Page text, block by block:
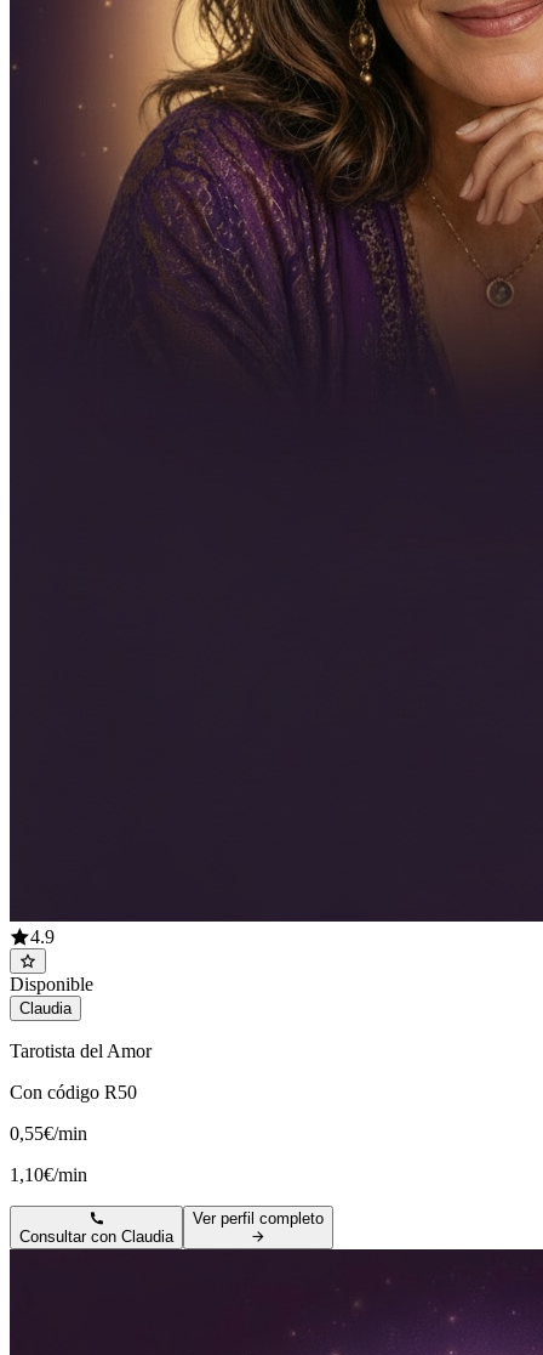
4.9
Disponible
Claudia
Tarotista del Amor
Con código R50
0,55€/min
1,10€/min
Consultar con Claudia
Ver perfil completo